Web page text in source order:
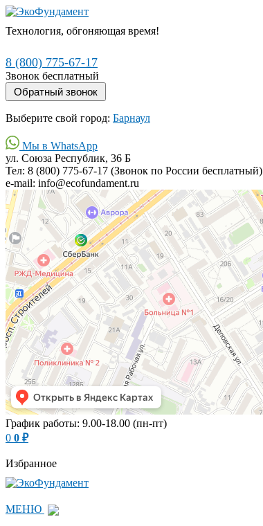
Технология, обгоняющая время!
8 (800) 775-67-17
Звонок бесплатный
Выберите свой город: Барнаул
Мы в WhatsApp
ул. Союза Республик, 36 Б
Тел: 8 (800) 775-67-17 (Звонок по России бесплатный)
e-mail: info@ecofundament.ru
График работы: 9.00-18.00 (пн-пт)
0 0 ₽
Избранное
МЕНЮ